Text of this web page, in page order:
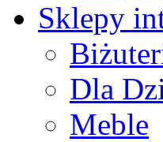
Sklepy
Dla
Meble